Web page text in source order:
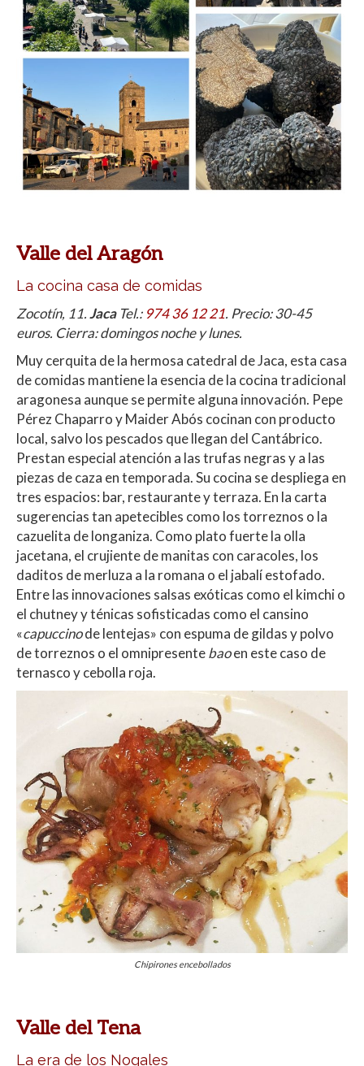
Valle del Aragón
La cocina casa de comidas
Zocotín, 11.JacaTel.: 974 36 12 21. Precio: 30-45
euros. Cierra: domingos noche y lunes.
Muy cerquita de la hermosa catedral de Jaca, esta casa
de comidas mantiene la esencia de la cocina tradicional
aragonesa aunque se permite alguna innovación. Pepe
Pérez Chaparro y Maider Abós cocinan con producto
local, salvo los pescados que llegan del Cantábrico.
Prestan especial atención a las trufas negras y a las
piezas de caza en temporada. Su cocina se despliega en
tres espacios: bar, restaurante y terraza. En la carta
sugerencias tan apetecibles como los torreznos o la
cazuelita de longaniza. Como plato fuerte la olla
jacetana, el crujiente de manitas con caracoles, los
daditos de merluza a la romana o el jabalí estofado.
Entre las innovaciones salsas exóticas como el kimchi o
el chutney y ténicas sofisticadas como el cansino
«capuccinode lentejas» con espuma de gildas y polvo
de torreznos o el omnipresentebaoen este caso de
ternasco y cebolla roja.
Chipirones encebollados
Valle del Tena
La era de los Nogales